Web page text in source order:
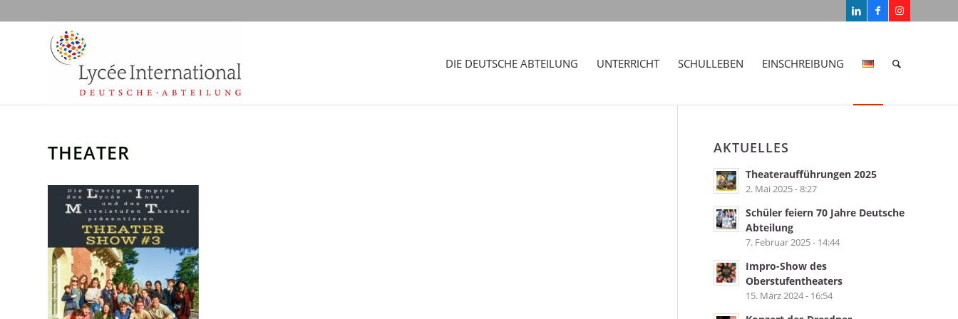
DIE DEUTSCHE ABTEILUNG UNTERRICHT SCHULLEBEN EINSCHREIBUNG
THEATER AKTUELLES
Theateraufführungen 2025
2. Mai 2025 - 8:27
Schüler feiern 70 Jahre Deutsche
Abteilung
7. Februar 2025 - 14:44
Impro-Show des
Oberstufentheaters
15. März 2024 - 16:54